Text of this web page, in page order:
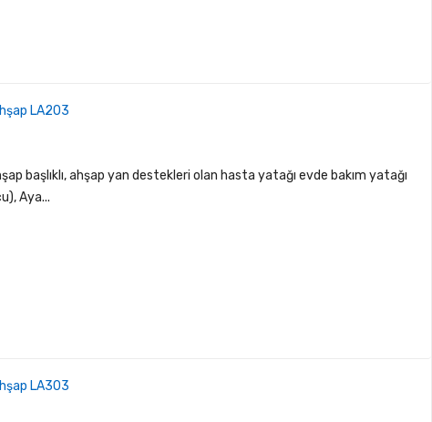
LA203
başlıklı, ahşap yan destekleri olan hasta yatağı evde bakım yatağı
Aya...
LA303